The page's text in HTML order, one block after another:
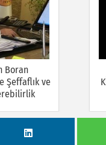
Boran
Şeffaflık ve